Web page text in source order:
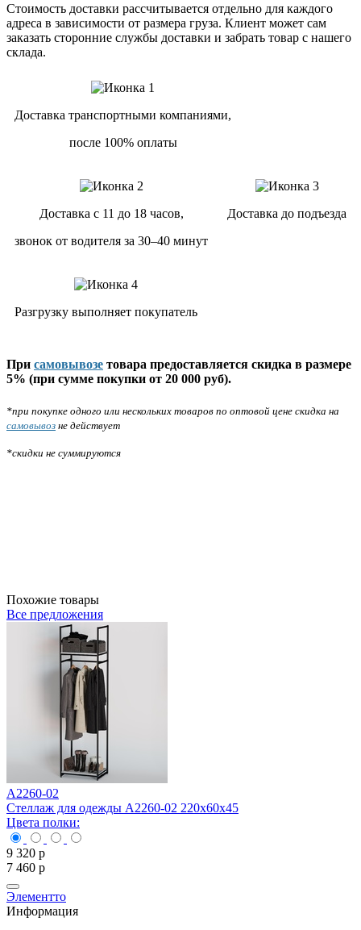
Стоимость доставки рассчитывается отдельно для каждого
адреса в зависимости от размера груза. Клиент может сам
заказать сторонние службы доставки и забрать товар с нашего
склада.
Доставка транспортными компаниями,
после 100% оплаты
Доставка с 11 до 18 часов,
звонок от водителя за 30–40 минут
Доставка до подъезда
Разгрузку выполняет покупатель
При самовывозе товара предоставляется скидка в размере
5% (при сумме покупки от 20 000 руб).
*при покупке одного или нескольких товаров по оптовой цене скидка на
самовывоз не действует
*скидки не суммируются
Похожие товары
Все предложения
A2260-02
Стеллаж для одежды A2260-02 220х60х45
Цвета полки:
9 320 р
7 460 р
Элементто
Информация